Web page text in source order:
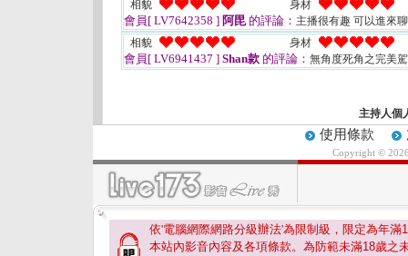
相貌
身材
會員[ LV7642358 ] 阿毘的評論： 主播很有趣 可以進來
相貌
身材
會員[ LV6941437 ] Shan款 的評論： 無角度死角之完美
主持人個
使用條款
Copyright ©
依'電腦網際網路分級辦法'為限制級，限定為年滿
本站內影音內容及各項條款。為防範未滿18歲之